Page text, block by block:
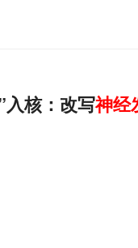
入核：改写神经